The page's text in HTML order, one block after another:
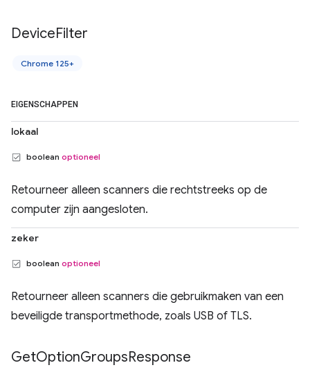
DeviceFilter
Chrome 125+
EIGENSCHAPPEN
lokaal
boolean optioneel
Retourneer alleen scanners die rechtstreeks op de
computer zijn aangesloten.
zeker
boolean optioneel
Retourneer alleen scanners die gebruikmaken van een
beveiligde transportmethode, zoals USB of TLS.
GetOptionGroupsResponse